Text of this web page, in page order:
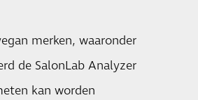
merken, waaronder
de SalonLab Analyzer
kan worden